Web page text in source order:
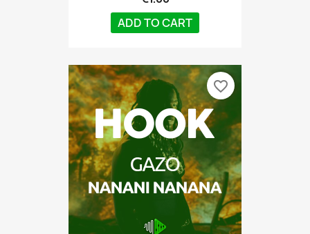
ADD TO CART
favorite_border